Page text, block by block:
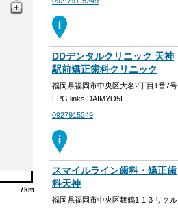
7km
DDデンタルクリニック 天神
駅前矯正歯科クリニック
福岡県福岡市中央区大名2丁目1番7号
FPG links DAIMYO5F
0927915249
スマイルライン歯科・矯正歯
科天神
福岡県福岡市中央区舞鶴1-1-3 リクル